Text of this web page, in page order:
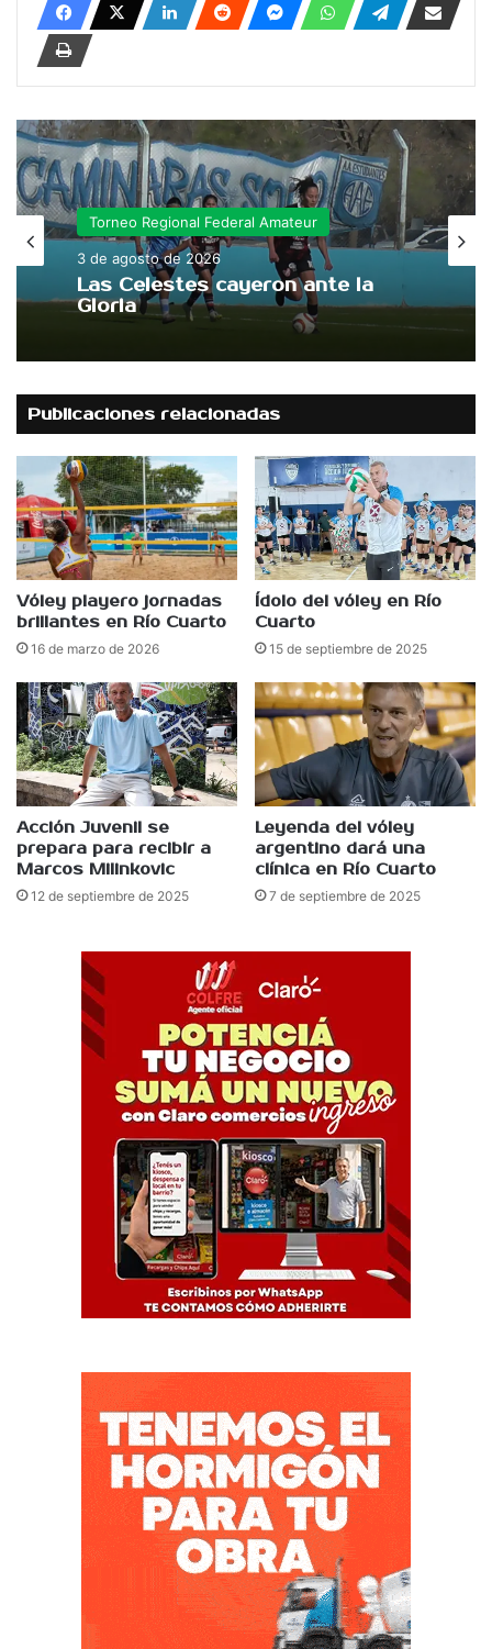
Torneo Regional Federal Amateur
3 de agosto de 2026
Las Celestes cayeron ante la
Gloria
Publicaciones relacionadas
Vóley playero jornadas
brillantes en Río Cuarto
16 de marzo de 2026
Ídolo del vóley en Río
Cuarto
15 de septiembre de 2025
Acción Juvenil se
prepara para recibir a
Marcos Milinkovic
12 de septiembre de 2025
Leyenda del vóley
argentino dará una
clínica en Río Cuarto
7 de septiembre de 2025